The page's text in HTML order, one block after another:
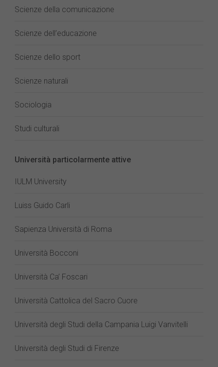
Scienze della comunicazione
Scienze dell’educazione
Scienze dello sport
Scienze naturali
Sociologia
Studi culturali
Università particolarmente attive
IULM University
Luiss Guido Carli
Sapienza Università di Roma
Università Bocconi
Università Ca’ Foscari
Università Cattolica del Sacro Cuore
Università degli Studi della Campania Luigi Vanvitelli
Università degli Studi di Firenze